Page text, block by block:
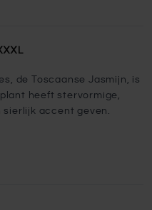
de Toscaanse Jasmijn, is
heeft stervormige,
accent geven.